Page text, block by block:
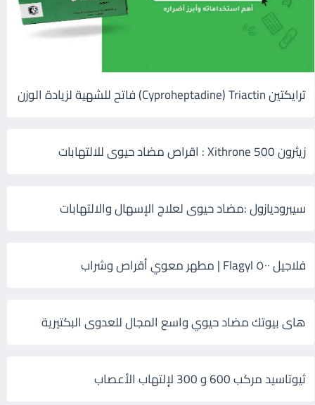
ترايكتين Cyproheptadine) Triactin) فاتح للشهية لزيادة الوزن
زيثرون 500 Xithrone : اقراص مضاد حيوى للالتهابات
سيبروديازول :مضاد حيوى لعلاج الإسهال والالتهابات
فلاجيل ٥٠٠ Flagyl | مطهر معوي أقراص وشراب
هاى بيوتك مضاد حيوي واسع المجال للعدوى البكتيرية
ثيوتاسيد مركب 600 و 300 لإلتهاب الأعصاب